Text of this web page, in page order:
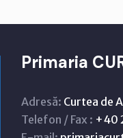
Primaria
Adresă: Curtea de
Telefon / Fax : +40